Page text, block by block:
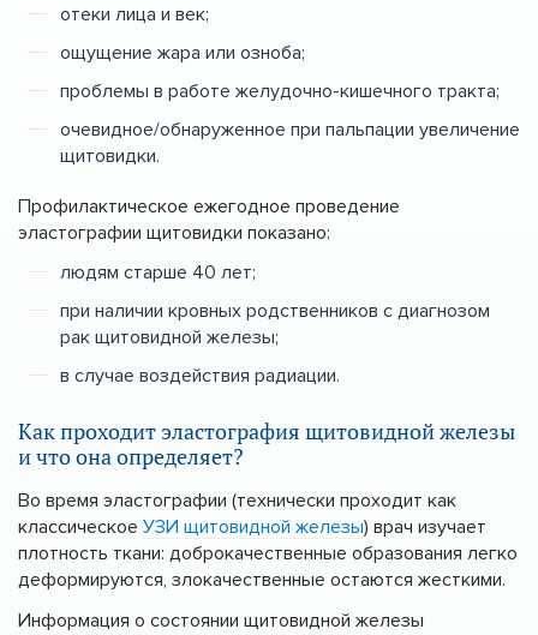
отеки лица и век;
ощущение жара или озноба;
проблемы в работе желудочно-кишечного тракта;
очевидное/обнаруженное при пальпации увеличение
щитовидки.
Профилактическое ежегодное проведение
эластографии щитовидки показано:
людям старше 40 лет;
при наличии кровных родственников с диагнозом
рак щитовидной железы;
в случае воздействия радиации.
Как проходит эластография щитовидной железы
и что она определяет?
Во время эластографии (технически проходит как
классическое УЗИ щитовидной железы) врач изучает
плотность ткани: доброкачественные образования легко
деформируются, злокачественные остаются жесткими.
Информация о состоянии щитовидной железы